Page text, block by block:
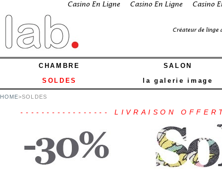
Casino En Ligne Casino En Ligne Casino
Créateur de linge
CHAMBRE
SALON
SOLDES
la galerie image
----------------- LIVRAISON
HOME>SOLDES